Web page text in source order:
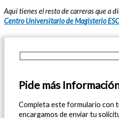
Aquí tienes el resto de carreras que a
Centro Universitario de Magisterio
Pide más
Completa este formulario con
encargamos de enviar tu